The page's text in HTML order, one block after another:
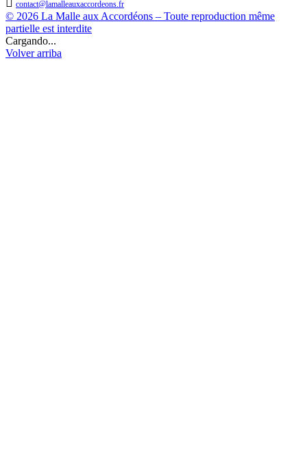
 contact@lamalleauxaccordeons.fr
© 2026 La Malle aux Accordéons – Toute reproduction même
partielle est interdite
Cargando...
Volver arriba